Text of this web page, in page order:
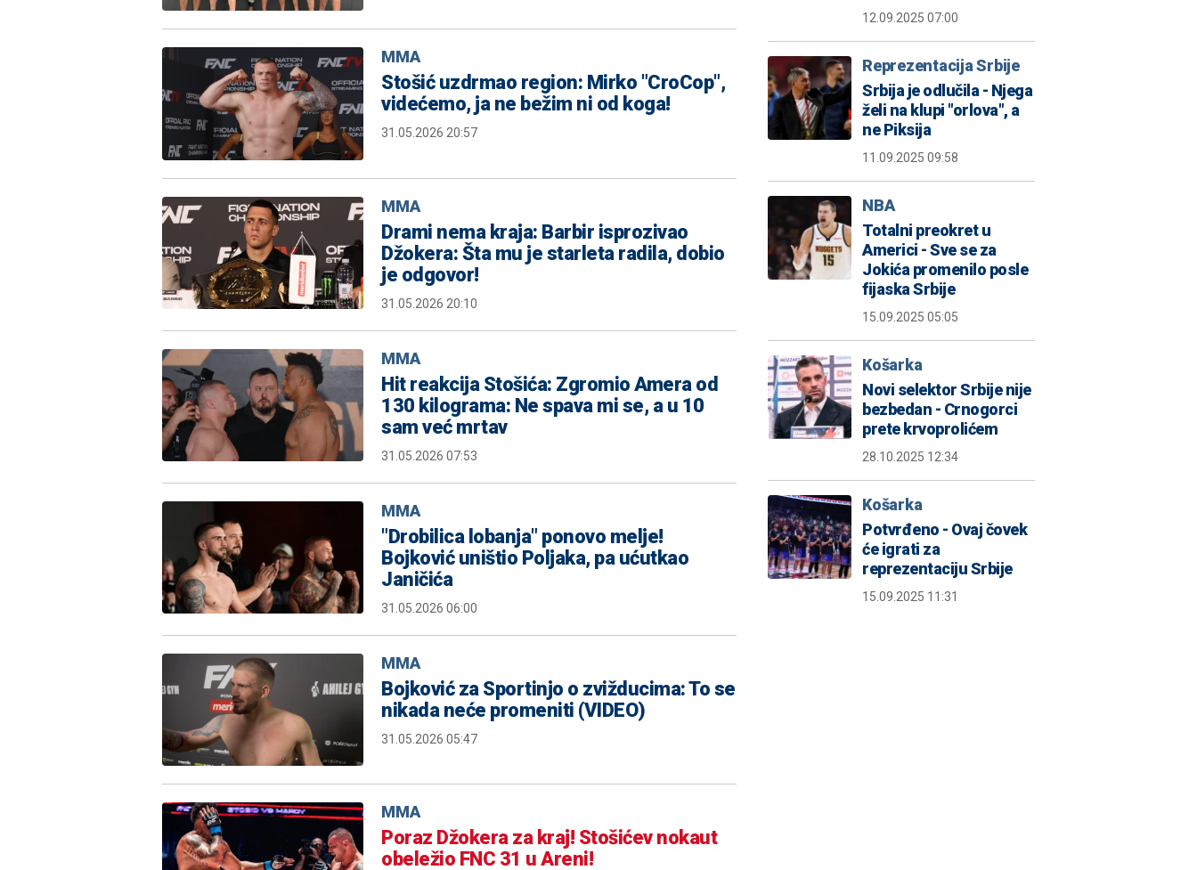
MMA
Stošić uzdrmao region: Mirko "CroCop",
videćemo, ja ne bežim ni od koga!
31.05.2026 20:57
MMA
Drami nema kraja: Barbir isprozivao
Džokera: Šta mu je starleta radila, dobio
je odgovor!
31.05.2026 20:10
MMA
Hit reakcija Stošića: Zgromio Amera od
130 kilograma: Ne spava mi se, a u 10
sam već mrtav
31.05.2026 07:53
MMA
"Drobilica lobanja" ponovo melje!
Bojković uništio Poljaka, pa ućutkao
Janičića
31.05.2026 06:00
MMA
Bojković za Sportinjo o zvižducima: To se
nikada neće promeniti (VIDEO)
31.05.2026 05:47
MMA
Poraz Džokera za kraj! Stošićev nokaut
obeležio FNC 31 u Areni!
12.09.2025 07:00
Reprezentacija Srbije
Srbija je odlučila - Njega
želi na klupi "orlova", a
ne Piksija
11.09.2025 09:58
NBA
Totalni preokret u
Americi - Sve se za
Jokića promenilo posle
fijaska Srbije
15.09.2025 05:05
Košarka
Novi selektor Srbije nije
bezbedan - Crnogorci
prete krvoprolićem
28.10.2025 12:34
Košarka
Potvrđeno - Ovaj čovek
će igrati za
reprezentaciju Srbije
15.09.2025 11:31